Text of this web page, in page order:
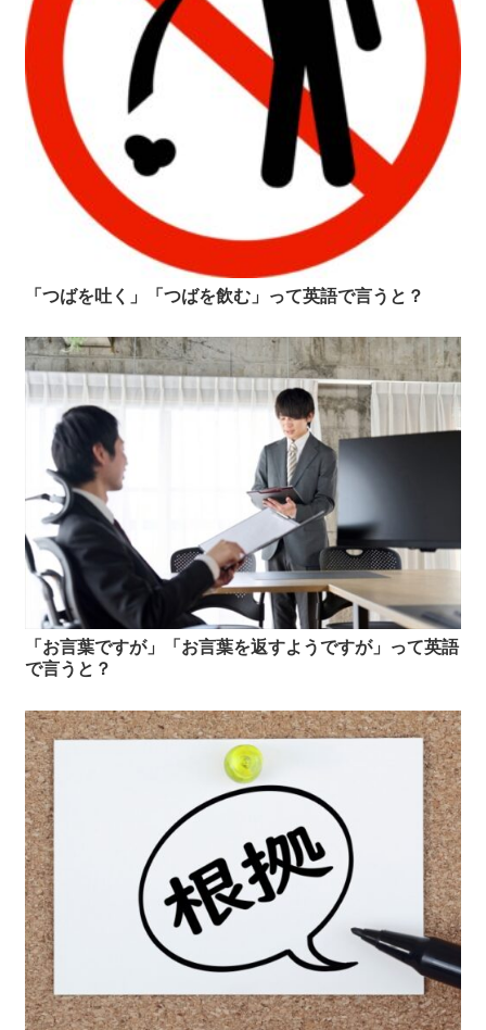
「つばを吐く」「つばを飲む」って英語で言うと？
「お言葉ですが」「お言葉を返すようですが」って英語
で言うと？